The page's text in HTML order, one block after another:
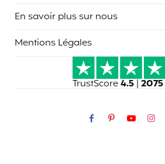
En savoir plus sur nous
Mentions Légales
TrustScore4.5 | 2075